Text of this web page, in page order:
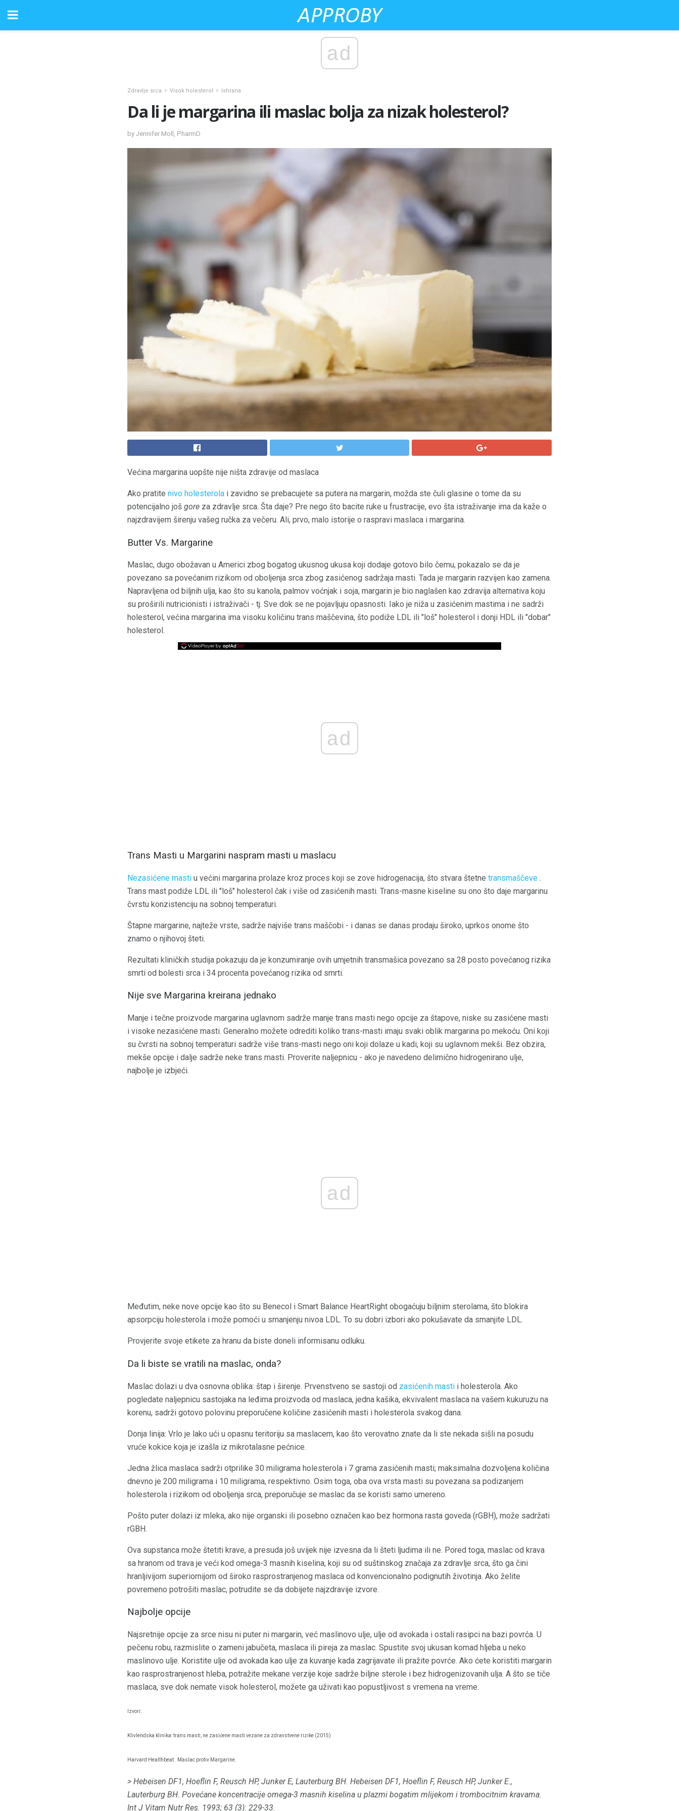
ad
Zdravlje srca Visok holesterol Ishrana
Da li je margarina ili maslac bolja za nizak holesterol?
by Jennifer Moll, PharmD
Većina margarina uopšte nije ništa zdravije od maslaca
Ako pratite nivo holesterola i zavidno se prebacujete sa putera na margarin, možda ste čuli glasine o tome da su
potencijalno još gore za zdravlje srca. Šta daje? Pre nego što bacite ruke u frustracije, evo šta istraživanje ima da kaže o
najzdravijem širenju vašeg ručka za večeru. Ali, prvo, malo istorije o raspravi maslaca i margarina.
Butter Vs. Margarine
Maslac, dugo obožavan u Americi zbog bogatog ukusnog ukusa koji dodaje gotovo bilo čemu, pokazalo se da je
povezano sa povećanim rizikom od oboljenja srca zbog zasićenog sadržaja masti. Tada je margarin razvijen kao zamena.
Napravljena od biljnih ulja, kao što su kanola, palmov voćnjak i soja, margarin je bio naglašen kao zdravija alternativa koju
su proširili nutricionisti i istraživači - tj. Sve dok se ne pojavljuju opasnosti. Iako je niža u zasićenim mastima i ne sadrži
holesterol, većina margarina ima visoku količinu trans maščevina, što podiže LDL ili "loš" holesterol i donji HDL ili "dobar"
holesterol.
ad
Trans Masti u Margarini naspram masti u maslacu
Nezasićene masti u većini margarina prolaze kroz proces koji se zove hidrogenacija, što stvara štetne transmaščeve .
Trans mast podiže LDL ili "loš" holesterol čak i više od zasićenih masti. Trans-masne kiseline su ono što daje margarinu
čvrstu konzistenciju na sobnoj temperaturi.
Štapne margarine, najteže vrste, sadrže najviše trans maščobi - i danas se danas prodaju široko, uprkos onome što
znamo o njihovoj šteti.
Rezultati kliničkih studija pokazuju da je konzumiranje ovih umjetnih transmašica povezano sa 28 posto povećanog rizika
smrti od bolesti srca i 34 procenta povećanog rizika od smrti.
Nije sve Margarina kreirana jednako
Manje i tečne proizvode margarina uglavnom sadrže manje trans masti nego opcije za štapove, niske su zasićene masti
i visoke nezasićene masti. Generalno možete odrediti koliko trans-masti imaju svaki oblik margarina po mekoću. Oni koji
su čvrsti na sobnoj temperaturi sadrže više trans-masti nego oni koji dolaze u kadi, koji su uglavnom mekši. Bez obzira,
mekše opcije i dalje sadrže neke trans masti. Proverite naljepnicu - ako je navedeno delimično hidrogenirano ulje,
najbolje je izbjeći.
ad
Međutim, neke nove opcije kao što su Benecol i Smart Balance HeartRight obogaćuju biljnim sterolama, što blokira
apsorpciju holesterola i može pomoći u smanjenju nivoa LDL. To su dobri izbori ako pokušavate da smanjite LDL.
Provjerite svoje etikete za hranu da biste doneli informisanu odluku.
Da li biste se vratili na maslac, onda?
Maslac dolazi u dva osnovna oblika: štap i širenje. Prvenstveno se sastoji od zasićenih masti i holesterola. Ako
pogledate naljepnicu sastojaka na leđima proizvoda od maslaca, jedna kašika, ekvivalent maslaca na vašem kukuruzu na
korenu, sadrži gotovo polovinu preporučene količine zasićenih masti i holesterola svakog dana.
Donja linija: Vrlo je lako ući u opasnu teritoriju sa maslacem, kao što verovatno znate da li ste nekada sišli na posudu
vruće kokice koja je izašla iz mikrotalasne pećnice.
Jedna žlica maslaca sadrži otprilike 30 miligrama holesterola i 7 grama zasićenih masti; maksimalna dozvoljena količina
dnevno je 200 miligrama i 10 miligrama, respektivno. Osim toga, oba ova vrsta masti su povezana sa podizanjem
holesterola i rizikom od oboljenja srca, preporučuje se maslac da se koristi samo umereno.
Pošto puter dolazi iz mleka, ako nije organski ili posebno označen kao bez hormona rasta goveda (rGBH), može sadržati
rGBH.
Ova supstanca može štetiti krave, a presuda još uvijek nije izvesna da li šteti ljudima ili ne. Pored toga, maslac od krava
sa hranom od trava je veći kod omega-3 masnih kiselina, koji su od suštinskog značaja za zdravlje srca, što ga čini
hranljivijom superiornijom od široko rasprostranjenog maslaca od konvencionalno podignutih životinja. Ako želite
povremeno potrošiti maslac, potrudite se da dobijete najzdravije izvore.
Najbolje opcije
Najsretnije opcije za srce nisu ni puter ni margarin, već maslinovo ulje, ulje od avokada i ostali rasipci na bazi povrća. U
pečenu robu, razmislite o zameni jabučeta, maslaca ili pireja za maslac. Spustite svoj ukusan komad hljeba u neko
maslinovo ulje. Koristite ulje od avokada kao ulje za kuvanje kada zagrijavate ili pražite povrće. Ako ćete koristiti margarin
kao rasprostranjenost hleba, potražite mekane verzije koje sadrže biljne sterole i bez hidrogenizovanih ulja. A što se tiče
maslaca, sve dok nemate visok holesterol, možete ga uživati ​​kao popustljivost s vremena na vreme.
Izvori:
Klivlendska klinika: trans masti, ne zasićene masti vezane za zdravstvene rizike (2015)
Harvard Healthbeat. Maslac protiv Margarine.
> Hebeisen DF1, Hoeflin F, Reusch HP, Junker E, Lauterburg BH. Hebeisen DF1, Hoeflin F, Reusch HP, Junker E.,
Lauterburg BH. Povećane koncentracije omega-3 masnih kiselina u plazmi bogatim mlijekom i trombocitnim kravama.
Int J Vitam Nutr Res. 1993; 63 (3): 229-33.